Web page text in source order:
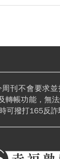
周刊不會要求
轉帳功能，無
可撥打165反詐